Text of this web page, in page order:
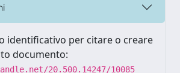
identificativo per citare o creare
documento:
20.500.14247/10085